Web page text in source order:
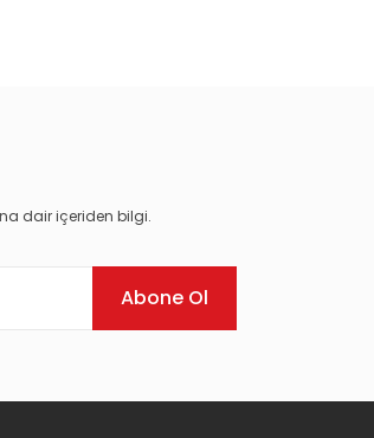
dair içeriden bilgi.
Abone Ol